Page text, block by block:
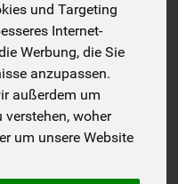
und Targeting
Internet-
Werbung, die Sie
anzupassen.
außerdem um
verstehen, woher
um unsere Website
Brotaufstrich
Basis
€ * / 160 g
€ / kg)